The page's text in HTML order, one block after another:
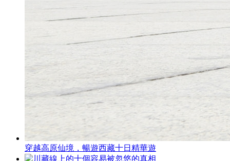
穿越高原仙境，暢遊西藏十日精華遊